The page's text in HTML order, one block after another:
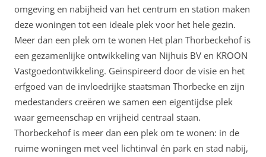
omgeving en nabijheid van het centrum en station maken
deze woningen tot een ideale plek voor het hele gezin.
Meer dan een plek om te wonen Het plan Thorbeckehof is
een gezamenlijke ontwikkeling van Nijhuis BV en KROON
Vastgoedontwikkeling. Geïnspireerd door de visie en het
erfgoed van de invloedrijke staatsman Thorbecke en zijn
medestanders creëren we samen een eigentijdse plek
waar gemeenschap en vrijheid centraal staan.
Thorbeckehof is meer dan een plek om te wonen: in de
ruime woningen met veel lichtinval én park en stad nabij,